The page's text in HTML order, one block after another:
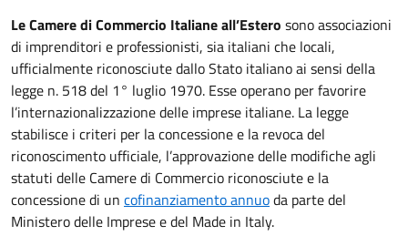
Le Camere di Commercio Italiane all’Estero sono associazioni
di imprenditori e professionisti, sia italiani che locali,
ufficialmente riconosciute dallo Stato italiano ai sensi della
legge n. 518 del 1° luglio 1970. Esse operano per favorire
l’internazionalizzazione delle imprese italiane. La legge
stabilisce i criteri per la concessione e la revoca del
riconoscimento ufficiale, l’approvazione delle modifiche agli
statuti delle Camere di Commercio riconosciute e la
concessione di un cofinanziamento annuoda parte del
Ministero delle Imprese e del Made in Italy.